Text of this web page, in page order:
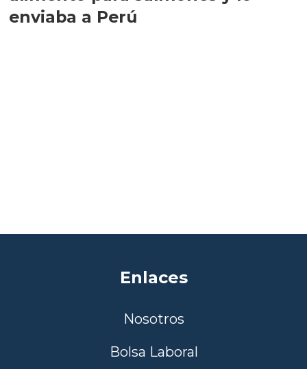
enviaba a Perú
Enlaces
Nosotros
Bolsa Laboral